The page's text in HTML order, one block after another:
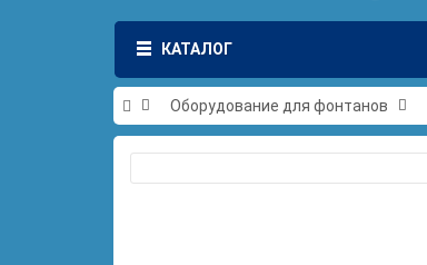
КАТАЛОГ
Оборудование для фонтанов